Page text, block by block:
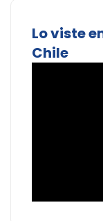
Lo viste
Chile